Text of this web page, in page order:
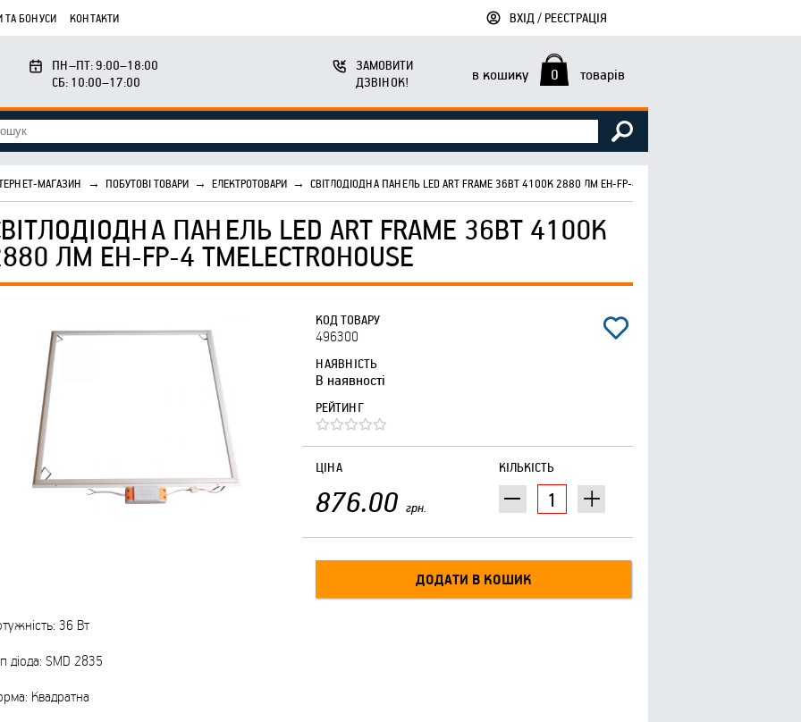
БОНУСИ КОНТАКТИ ВХІД / РЕЄСТРАЦІЯ
ПН–ПТ: 9:00–18:00
СБ: 10:00–17:00
ЗАМОВИТИ
ДЗВІНОК!
в кошику 0 товарів
МАГАЗИН → ПОБУТОВІ ТОВАРИ → ЕЛЕКТРОТОВАРИ → СВІТЛОДІОДНА ПАНЕЛЬ LED ART FRAME 36ВТ 4100К 2880 ЛМ EH-FP-4 ТМELECTROHOUSE
ПАНЕЛЬ LED ART FRAME 36ВТ 4100К
ЛМ EH-FP-4 ТМELECTROHOUSE
КОД ТОВАРУ
496300
НАЯВНІСТЬ
В наявності
РЕЙТИНГ
КІЛЬКІСТЬ
ЦІНА
876.00 грн.
36 Вт
діода: SMD 2835
Квадратна